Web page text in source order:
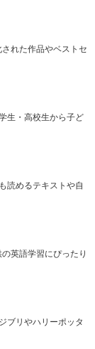
れた作品やベストセ
生・高校生から子ど
読めるテキストや自
英語学習にぴったり
ブリやハリーポッタ